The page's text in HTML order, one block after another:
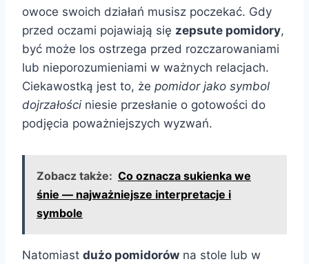
owoce swoich działań musisz poczekać. Gdy
przed oczami pojawiają się zepsute pomidory,
być może los ostrzega przed rozczarowaniami
lub nieporozumieniami w ważnych relacjach.
Ciekawostką jest to, że pomidor jako symbol
dojrzałości niesie przesłanie o gotowości do
podjęcia poważniejszych wyzwań.
Zobacz także: Co oznacza sukienka we
śnie — najważniejsze interpretacje i
symbole
Natomiast dużo pomidorów na stole lub w